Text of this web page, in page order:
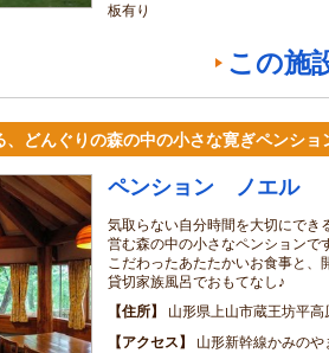
板有り
この施
、どんぐりの森の中の小さな寛ぎペンショ
ペンション ノエル
気取らない自分時間を大切にでき
営む森の中の小さなペンションで
こだわったあたたかいお食事と、
貸切家族風呂でおもてなし♪
住所
山形県上山市蔵王坊平高
アクセス
山形新幹線かみの